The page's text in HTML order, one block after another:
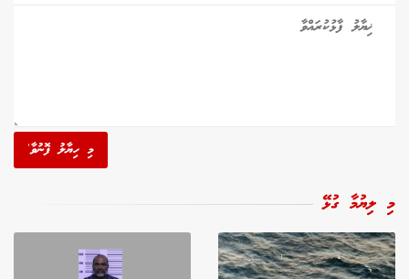
މި ހިޔާލު ފޮނުވާ'
މި ލިޔުމާ ގުޅޭ